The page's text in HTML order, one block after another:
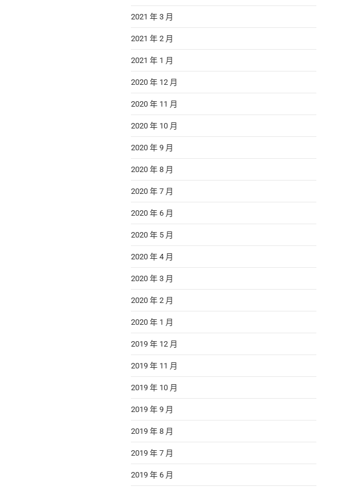
2021 年 3 月
2021 年 2 月
2021 年 1 月
2020 年 12 月
2020 年 11 月
2020 年 10 月
2020 年 9 月
2020 年 8 月
2020 年 7 月
2020 年 6 月
2020 年 5 月
2020 年 4 月
2020 年 3 月
2020 年 2 月
2020 年 1 月
2019 年 12 月
2019 年 11 月
2019 年 10 月
2019 年 9 月
2019 年 8 月
2019 年 7 月
2019 年 6 月